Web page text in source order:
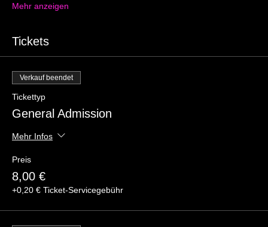
Mehr anzeigen
Tickets
Verkauf beendet
Tickettyp
General Admission
Mehr Infos
Preis
8,00 €
+0,20 € Ticket-Servicegebühr